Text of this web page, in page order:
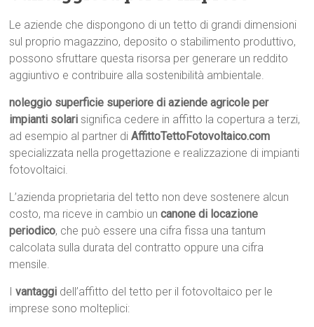
Le aziende che dispongono di un tetto di grandi dimensioni
sul proprio magazzino, deposito o stabilimento produttivo,
possono sfruttare questa risorsa per generare un reddito
aggiuntivo e contribuire alla sostenibilità ambientale.
noleggio superficie superiore di aziende agricole per
impianti solari significa cedere in affitto la copertura a terzi,
ad esempio al partner diAffittoTettoFotovoltaico.com
specializzata nella progettazione e realizzazione di impianti
fotovoltaici.
L’azienda proprietaria del tetto non deve sostenere alcun
costo, ma riceve in cambio uncanone di locazione
periodico, che può essere una cifra fissa una tantum
calcolata sulla durata del contratto oppure una cifra
mensile.
Ivantaggi dell’affitto del tetto per il fotovoltaico per le
imprese sono molteplici: